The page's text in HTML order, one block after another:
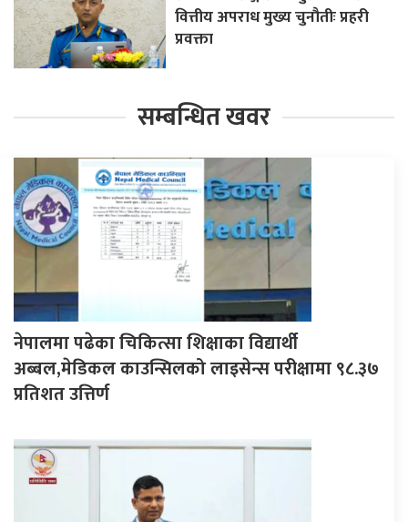
वित्तीय अपराध मुख्य चुनौतीः प्रहरी
प्रवक्ता
सम्बन्धित खवर
नेपालमा पढेका चिकित्सा शिक्षाका विद्यार्थी
अब्बल,मेडिकल काउन्सिलको लाइसेन्स परीक्षामा ९८.३७
प्रतिशत उत्तिर्ण